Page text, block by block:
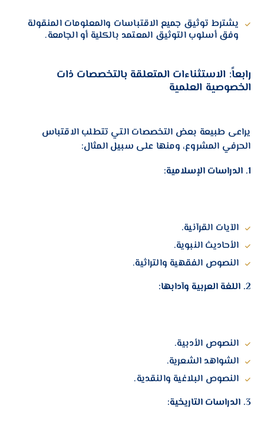
يشترط توثيق جميع الاقتباسات والمعلومات المنقولة
وفق أسلوب التوثيق المعتمد بالكلية أو الجامعة.
رابعاً: الاستثناءات المتعلقة بالتخصصات ذات
الخصوصية العلمية
يراعى طبيعة بعض التخصصات التي تتطلب الاقتباس
الحرفي المشروع، ومنها على سبيل المثال:
1. الدراسات الإسلامية:
الآيات القرآنية.
الأحاديث النبوية.
النصوص الفقهية والتراثية.
2. اللغة العربية وآدابها:
النصوص الأدبية.
الشواهد الشعرية.
النصوص البلاغية والنقدية.
3. الدراسات التاريخية: